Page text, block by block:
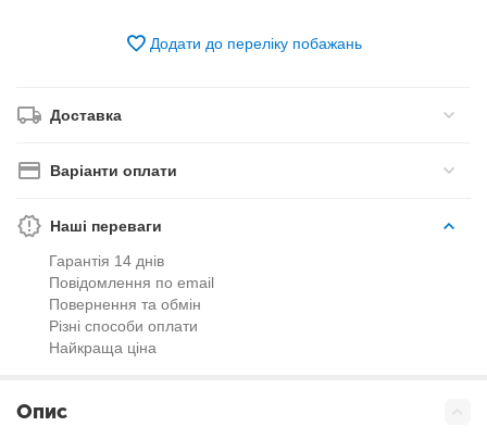
Додати до переліку побажань
Доставка
Варіанти оплати
Наші переваги
Гарантія 14 днів
Повідомлення по email
Повернення та обмін
Різні способи оплати
Найкраща ціна
Опис